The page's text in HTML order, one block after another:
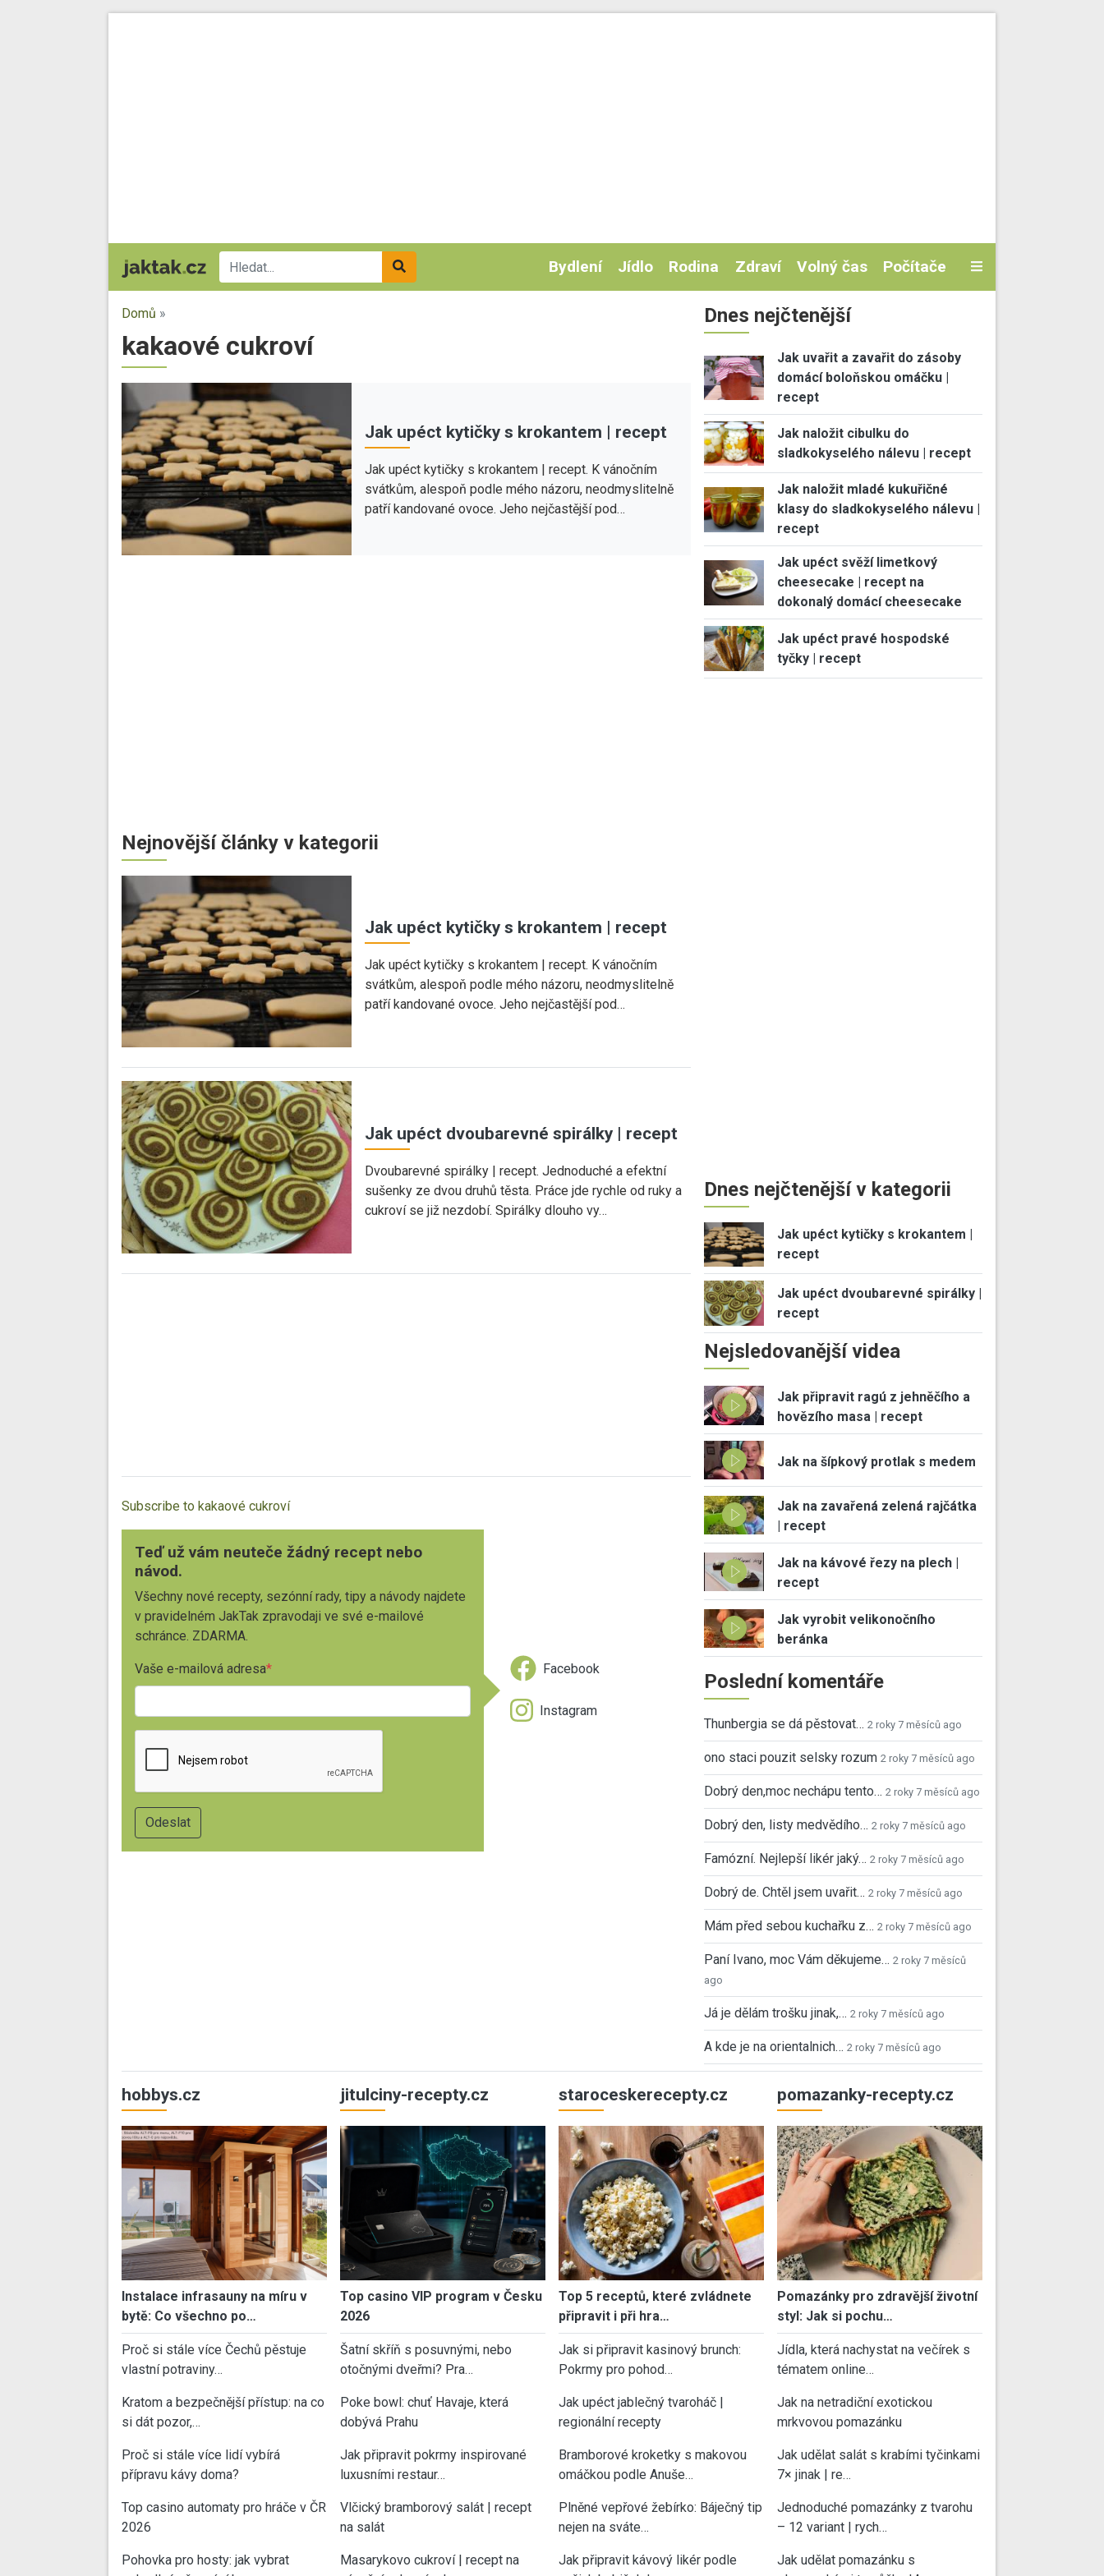
Bydlení Jídlo Rodina Zdraví Volný čas Počítače
Domů »
kakaové cukroví
Jak upéct kytičky s krokantem | recept
Jak upéct kytičky s krokantem | recept. K vánočním
svátkům, alespoň podle mého názoru, neodmyslitelně
patří kandované ovoce. Jeho nejčastější pod…
Nejnovější články v kategorii
Jak upéct kytičky s krokantem | recept
Jak upéct kytičky s krokantem | recept. K vánočním
svátkům, alespoň podle mého názoru, neodmyslitelně
patří kandované ovoce. Jeho nejčastější pod…
Jak upéct dvoubarevné spirálky | recept
Dvoubarevné spirálky | recept. Jednoduché a efektní
sušenky ze dvou druhů těsta. Práce jde rychle od ruky a
cukroví se již nezdobí. Spirálky dlouho vy…
Subscribe to kakaové cukroví
Teď už vám neuteče žádný recept nebo
návod.
Všechny nové recepty, sezónní rady, tipy a návody najdete
v pravidelném JakTak zpravodaji ve své e-mailové
schránce. ZDARMA.
Vaše e-mailová adresa Facebook
Instagram
Dnes nejčtenější
Jak uvařit a zavařit do zásoby
domácí boloňskou omáčku |
recept
Jak naložit cibulku do
sladkokyselého nálevu | recept
Jak naložit mladé kukuřičné
klasy do sladkokyselého nálevu |
recept
Jak upéct svěží limetkový
cheesecake | recept na
dokonalý domácí cheesecake
Jak upéct pravé hospodské
tyčky | recept
Dnes nejčtenější v kategorii
Jak upéct kytičky s krokantem |
recept
Jak upéct dvoubarevné spirálky |
recept
Nejsledovanější videa
Jak připravit ragú z jehněčího a
hovězího masa | recept
Jak na šípkový protlak s medem
Jak na zavařená zelená rajčátka
| recept
Jak na kávové řezy na plech |
recept
Jak vyrobit velikonočního
beránka
Poslední komentáře
Thunbergia se dá pěstovat… 2 roky 7 měsíců ago
ono staci pouzit selsky rozum 2 roky 7 měsíců ago
Dobrý den,moc nechápu tento… 2 roky 7 měsíců ago
Dobrý den, listy medvědího… 2 roky 7 měsíců ago
Famózní. Nejlepší likér jaký… 2 roky 7 měsíců ago
Dobrý de. Chtěl jsem uvařit… 2 roky 7 měsíců ago
Mám před sebou kuchařku z… 2 roky 7 měsíců ago
Paní Ivano, moc Vám děkujeme… 2 roky 7 měsíců
ago
Já je dělám trošku jinak,… 2 roky 7 měsíců ago
A kde je na orientalnich… 2 roky 7 měsíců ago
hobbys.cz
Instalace infrasauny na míru v
bytě: Co všechno po…
Proč si stále více Čechů pěstuje
vlastní potraviny…
Kratom a bezpečnější přístup: na co
si dát pozor,…
Proč si stále více lidí vybírá
přípravu kávy doma?
Top casino automaty pro hráče v ČR
2026
Pohovka pro hosty: jak vybrat
jitulciny-recepty.cz
Top casino VIP program v Česku
2026
Šatní skříň s posuvnými, nebo
otočnými dveřmi? Pra…
Poke bowl: chuť Havaje, která
dobývá Prahu
Jak připravit pokrmy inspirované
luxusními restaur…
Vlčický bramborový salát | recept
na salát
Masarykovo cukroví | recept na
staroceskerecepty.cz
Top 5 receptů, které zvládnete
připravit i při hra…
Jak si připravit kasinový brunch:
Pokrmy pro pohod…
Jak upéct jablečný tvaroháč |
regionální recepty
Bramborové kroketky s makovou
omáčkou podle Anuše…
Plněné vepřové žebírko: Báječný tip
nejen na sváte…
Jak připravit kávový likér podle
pomazanky-recepty.cz
Pomazánky pro zdravější životní
styl: Jak si pochu…
Jídla, která nachystat na večírek s
tématem online…
Jak na netradiční exotickou
mrkvovou pomazánku
Jak udělat salát s krabími tyčinkami
7× jinak | re…
Jednoduché pomazánky z tvarohu
– 12 variant | rych…
Jak udělat pomazánku s